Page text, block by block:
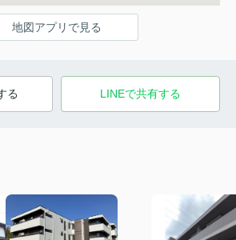
地図アプリで見る
る LINEで共有する